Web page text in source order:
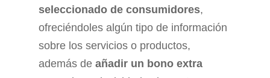
seleccionado de consumidores,
ofreciéndoles algún tipo de información
sobre los servicios o productos,
además de añadir un bono extra